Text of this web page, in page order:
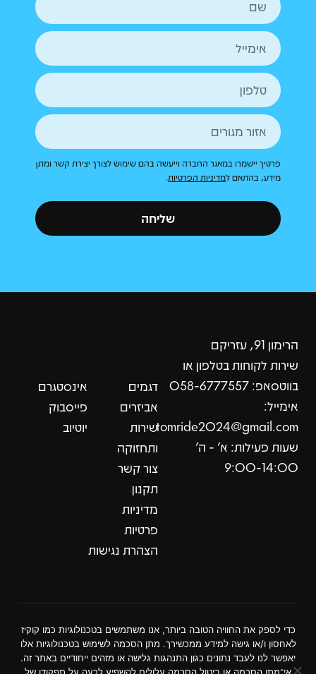
פרטיך יישמרו במאגר החברה וייעשה בהם שימוש לצורך יצירת קשר ומתן
מידע, בהתאם למדיניות הפרטיות.
שליחה
הרימון 91, עזריקם
שירות לקוחות בטלפון או
בווטסאפ: 058-6777557
אימייל:
tomride2024@gmail.com
שעות פעילות: א׳ - ה׳
9:00-14:00
דגמים
אביזרים
שירות
ותחזוקה
צור קשר
תקנון
מדיניות
פרטיות
הצהרת נגישות
אינסטגרם
פייסבוק
יוטיוב
עיצוב ופיתוח אקס
כדי לספק את החוויה הטובה ביותר, אנו משתמשים בטכנולוגיות כמו קוקיז
לאחסון ו/או גישה למידע ממכשירך. מתן הסכמה לשימוש בטכנולוגיות אלו
יאפשר לנו לעבד נתונים כגון התנהגות גלישה או מזהים ייחודיים באתר זה.